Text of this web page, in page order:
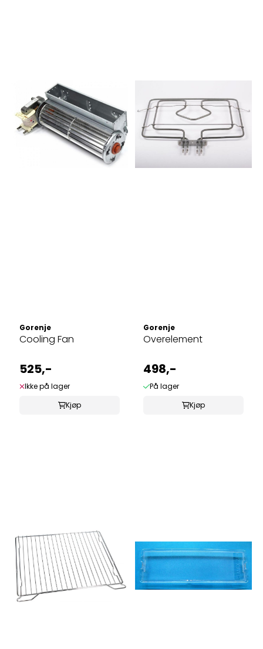
Gorenje
Cooling Fan
525,-
Ikke på lager
Kjøp
Gorenje
Overelement
498,-
På lager
Kjøp